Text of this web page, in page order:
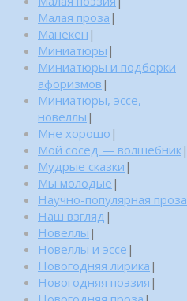
Малая проза |
Манекен |
Миниатюры |
Миниатюры и подборки
афоризмов |
Миниатюры, эссе,
новеллы |
Мне хорошо |
Мой сосед — волшебник|
Мудрые сказки |
Мы молодые |
Научно-популярная проза
Наш взгляд |
Новеллы |
Новеллы и эссе |
Новогодняя лирика |
Новогодняя поэзия |